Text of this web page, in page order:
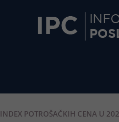
INDEX POTROŠAČKIH CENA U